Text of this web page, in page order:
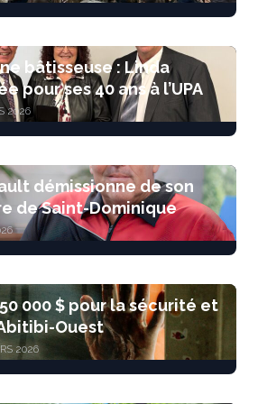
bâtisseuse : Linda
pour ses 40 ans à l’UPA
2026
démissionne de son
de Saint-Dominique
000 $ pour la sécurité et
Ouest
2026